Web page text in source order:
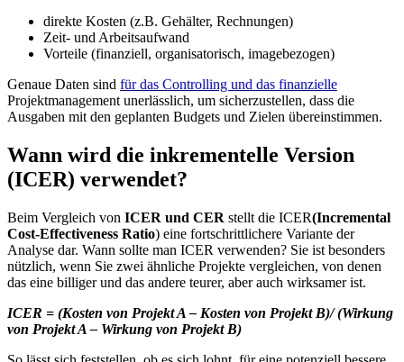
direkte Kosten (z.B. Gehälter, Rechnungen)
Zeit- und Arbeitsaufwand
Vorteile (finanziell, organisatorisch, imagebezogen)
Genaue Daten sind für das Controlling und das finanzielle
Projektmanagement unerlässlich, um sicherzustellen, dass die
Ausgaben mit den geplanten Budgets und Zielen übereinstimmen.
Wann wird die inkrementelle Version
(ICER) verwendet?
Beim Vergleich von ICER und CER stellt die ICER(Incremental
Cost-Effectiveness Ratio) eine fortschrittlichere Variante der
Analyse dar. Wann sollte man ICER verwenden? Sie ist besonders
nützlich, wenn Sie zwei ähnliche Projekte vergleichen, von denen
das eine billiger und das andere teurer, aber auch wirksamer ist.
ICER = (Kosten von Projekt A – Kosten von Projekt B)/ (Wirkung
von Projekt A – Wirkung von Projekt B)